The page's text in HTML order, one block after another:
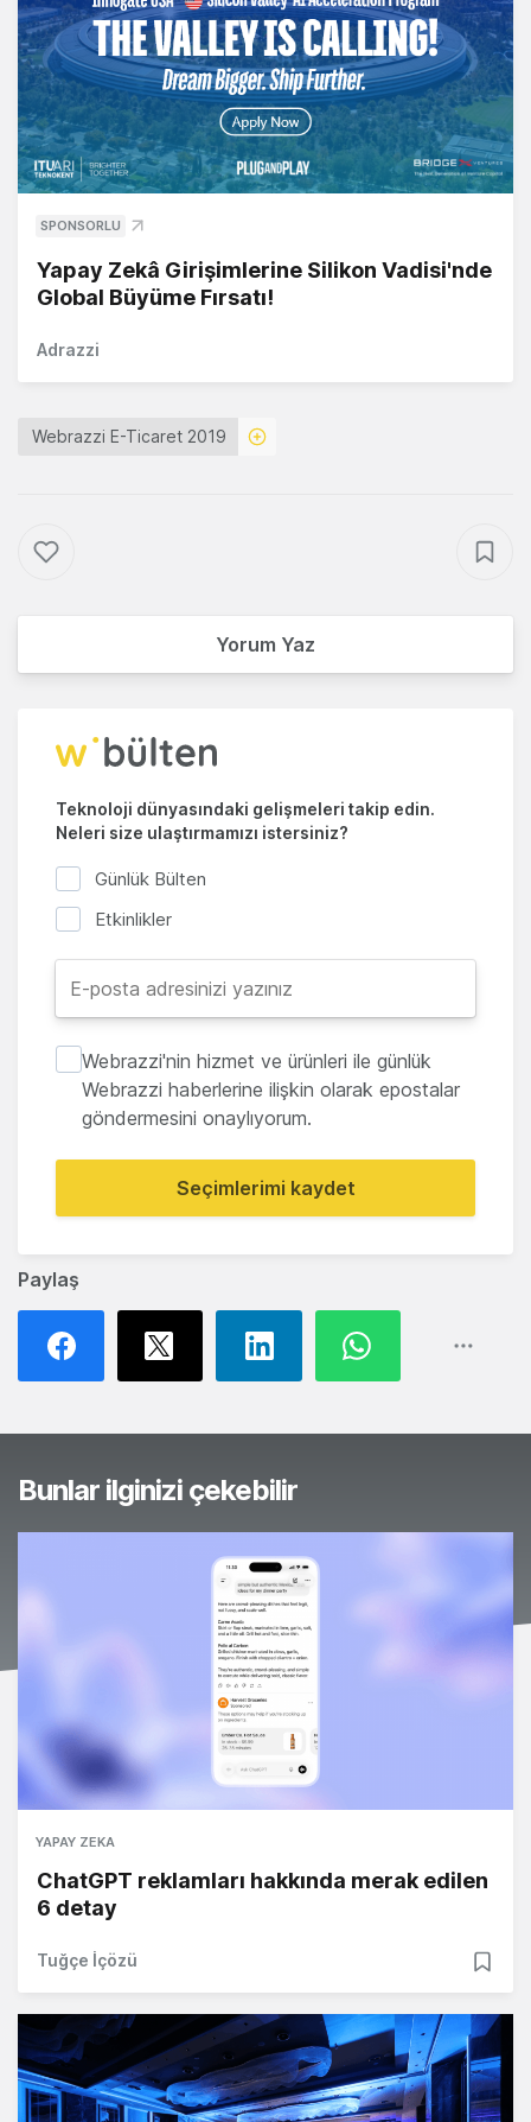
Paylaş
SPONSORLU
Yapay Zekâ Girişimlerine Silikon Vadisi'nde
Global Büyüme Fırsatı!
Adrazzi
Webrazzi E-Ticaret 2019
Yorum Yaz
Teknoloji dünyasındaki gelişmeleri takip edin.
Neleri size ulaştırmamızı istersiniz?
Günlük Bülten
Etkinlikler
Webrazzi'nin hizmet ve ürünleri ile günlük
Webrazzi haberlerine ilişkin olarak epostalar
göndermesini onaylıyorum.
Seçimlerimi kaydet
Bunlar ilginizi çekebilir
YAPAY ZEKA
ChatGPT reklamları hakkında merak edilen
6 detay
Tuğçe İçözü